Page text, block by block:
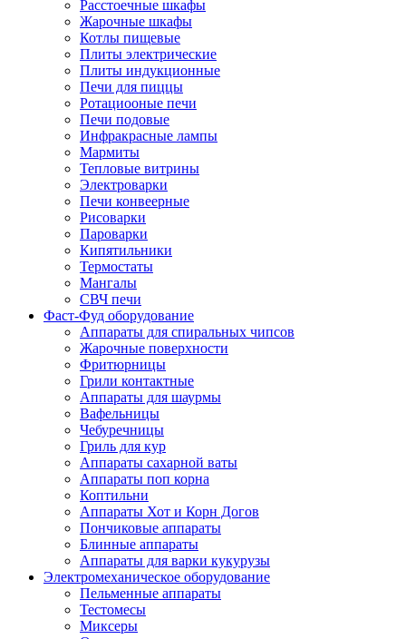
Расстоечные шкафы
Жарочные шкафы
Котлы пищевые
Плиты электрические
Плиты индукционные
Печи для пиццы
Ротациооные печи
Печи подовые
Инфракрасные лампы
Мармиты
Тепловые витрины
Электроварки
Печи конвеерные
Рисоварки
Пароварки
Кипятильники
Термостаты
Мангалы
СВЧ печи
Фаст-Фуд оборудование
Аппараты для спиральных чипсов
Жарочные поверхности
Фритюрницы
Грили контактные
Аппараты для шаурмы
Вафельницы
Чебуречницы
Гриль для кур
Аппараты сахарной ваты
Аппараты поп корна
Коптильни
Аппараты Хот и Корн Догов
Пончиковые аппараты
Блинные аппараты
Аппараты для варки кукурузы
Электромеханическое оборудование
Пельменные аппараты
Тестомесы
Миксеры